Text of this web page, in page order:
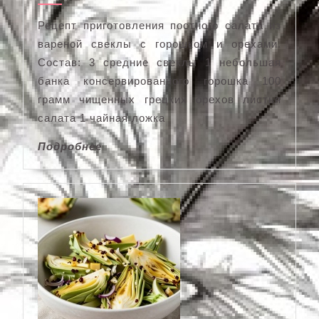
Рецепт приготовления постного салата из
вареной свеклы с горошком и орехами.
Состав: 3 средние свеклы 1 небольшая
банка консервированного горошка 100
грамм чищенных грецких орехов листья
салата 1 чайная ложка
ПодробнееПодробнее